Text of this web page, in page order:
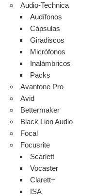
Audio-Technica
Audífonos
Cápsulas
Giradiscos
Micrófonos
Inalámbricos
Packs
Avantone Pro
Avid
Bettermaker
Black Lion Audio
Focal
Focusrite
Scarlett
Vocaster
Clarett+
ISA